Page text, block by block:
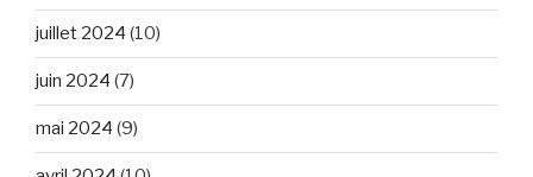
juillet 2024 (10)
juin 2024 (7)
mai 2024 (9)